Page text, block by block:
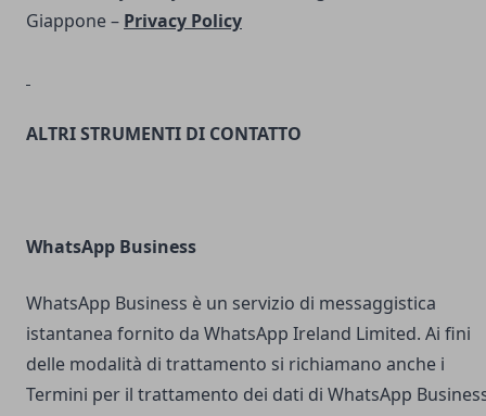
Giappone – Privacy Policy
ALTRI STRUMENTI DI CONTATTO
WhatsApp Business
WhatsApp Business è un servizio di messaggistica
istantanea fornito da WhatsApp Ireland Limited. Ai fini
delle modalità di trattamento si richiamano anche i
Termini per il trattamento dei dati di WhatsApp